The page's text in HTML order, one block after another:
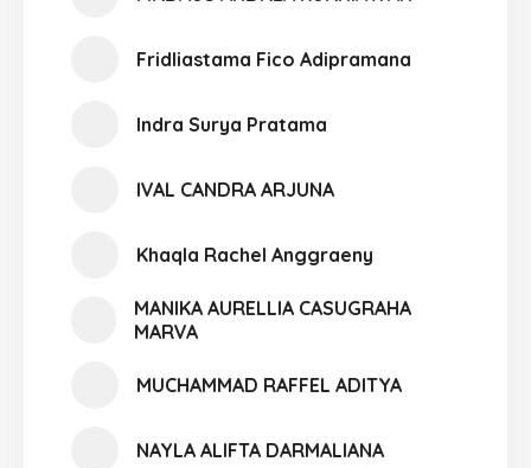
Fridliastama Fico Adipramana
Indra Surya Pratama
IVAL CANDRA ARJUNA
Khaqla Rachel Anggraeny
MANIKA AURELLIA CASUGRAHA
MARVA
MUCHAMMAD RAFFEL ADITYA
NAYLA ALIFTA DARMALIANA